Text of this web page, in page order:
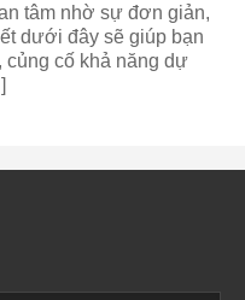
tâm nhờ sự đơn giản,
dưới đây sẽ giúp bạn
củng cố khả năng dự